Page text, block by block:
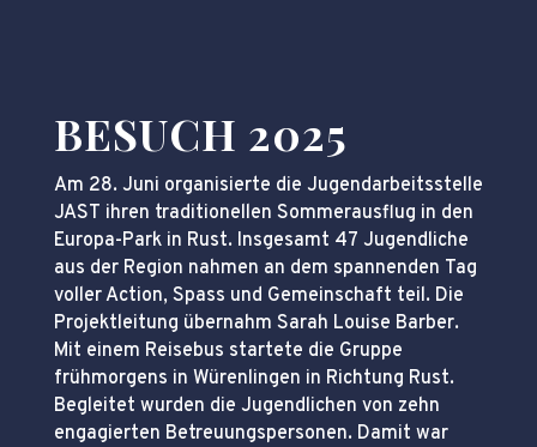
BESUCH 2025
Am 28. Juni organisierte die Jugendarbeitsstelle
JAST ihren traditionellen Sommerausflug in den
Europa-Park in Rust. Insgesamt 47 Jugendliche
aus der Region nahmen an dem spannenden Tag
voller Action, Spass und Gemeinschaft teil. Die
Projektleitung übernahm Sarah Louise Barber.
Mit einem Reisebus startete die Gruppe
frühmorgens in Würenlingen in Richtung Rust.
Begleitet wurden die Jugendlichen von zehn
engagierten Betreuungspersonen. Damit war